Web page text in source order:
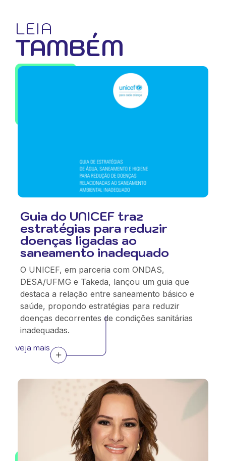
LEIA
TAMBÉM
Guia do UNICEF traz
estratégias para reduzir
doenças ligadas ao
saneamento inadequado
O UNICEF, em parceria com ONDAS,
DESA/UFMG e Takeda, lançou um guia que
destaca a relação entre saneamento básico e
saúde, propondo estratégias para reduzir
doenças decorrentes de condições sanitárias
inadequadas.
veja mais